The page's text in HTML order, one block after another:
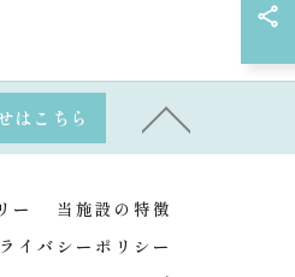
はこちら
ー
当施設の特徴
イバシーポリシー